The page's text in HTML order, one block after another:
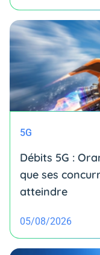
5G
Débits 5G :
que ses
atteindre
05/08/2026